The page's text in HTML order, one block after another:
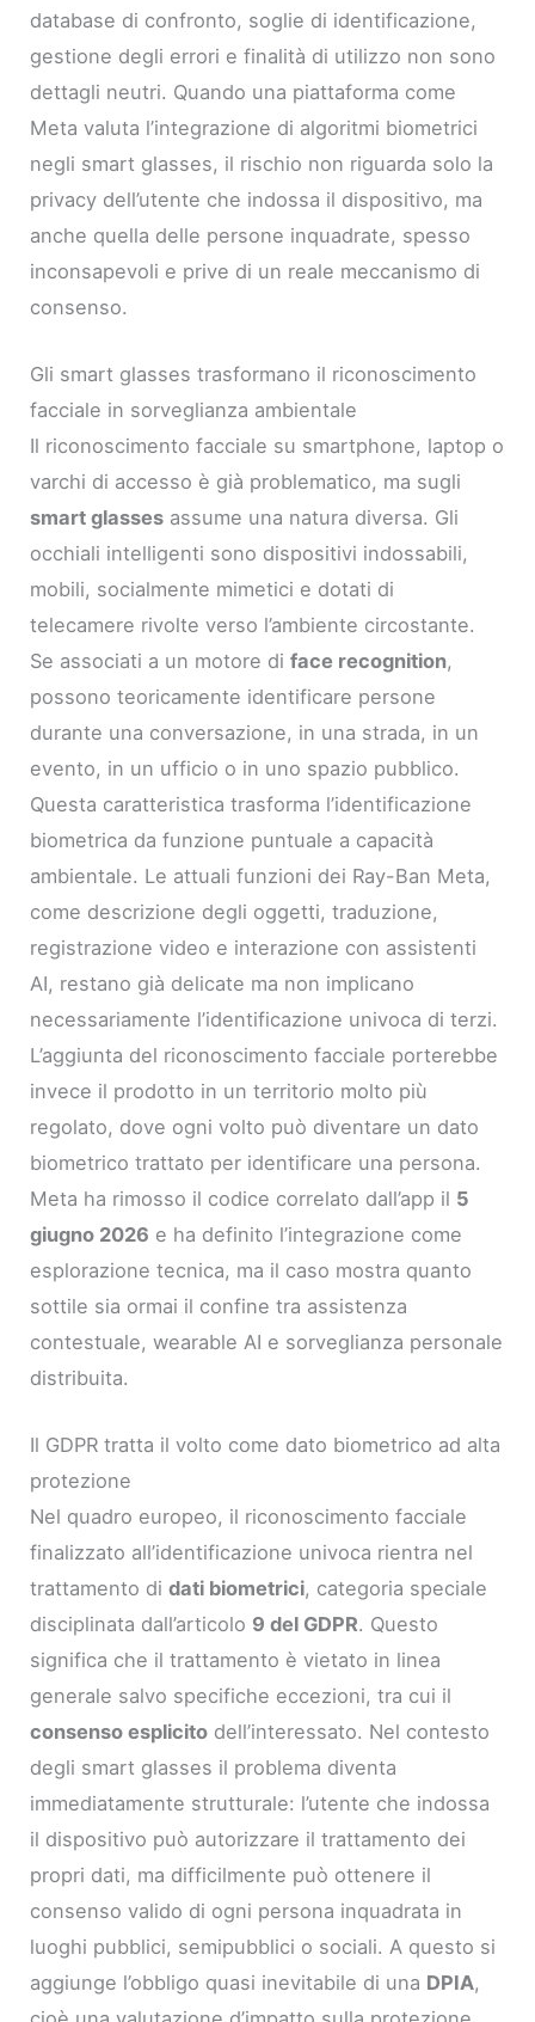
database di confronto, soglie di identificazione,
gestione degli errori e finalità di utilizzo non sono
dettagli neutri. Quando una piattaforma come
Meta valuta l’integrazione di algoritmi biometrici
negli smart glasses, il rischio non riguarda solo la
privacy dell’utente che indossa il dispositivo, ma
anche quella delle persone inquadrate, spesso
inconsapevoli e prive di un reale meccanismo di
consenso.
Gli smart glasses trasformano il riconoscimento
facciale in sorveglianza ambientale
Il riconoscimento facciale su smartphone, laptop o
varchi di accesso è già problematico, ma sugli
smart glasses assume una natura diversa. Gli
occhiali intelligenti sono dispositivi indossabili,
mobili, socialmente mimetici e dotati di
telecamere rivolte verso l’ambiente circostante.
Se associati a un motore diface recognition,
possono teoricamente identificare persone
durante una conversazione, in una strada, in un
evento, in un ufficio o in uno spazio pubblico.
Questa caratteristica trasforma l’identificazione
biometrica da funzione puntuale a capacità
ambientale. Le attuali funzioni dei Ray-Ban Meta,
come descrizione degli oggetti, traduzione,
registrazione video e interazione con assistenti
AI, restano già delicate ma non implicano
necessariamente l’identificazione univoca di terzi.
L’aggiunta del riconoscimento facciale porterebbe
invece il prodotto in un territorio molto più
regolato, dove ogni volto può diventare un dato
biometrico trattato per identificare una persona.
Meta ha rimosso il codice correlato dall’app il 5
giugno 2026 e ha definito l’integrazione come
esplorazione tecnica, ma il caso mostra quanto
sottile sia ormai il confine tra assistenza
contestuale, wearable AI e sorveglianza personale
distribuita.
Il GDPR tratta il volto come dato biometrico ad alta
protezione
Nel quadro europeo, il riconoscimento facciale
finalizzato all’identificazione univoca rientra nel
trattamento didati biometrici, categoria speciale
disciplinata dall’articolo 9 del GDPR. Questo
significa che il trattamento è vietato in linea
generale salvo specifiche eccezioni, tra cui il
consenso esplicito dell’interessato. Nel contesto
degli smart glasses il problema diventa
immediatamente strutturale: l’utente che indossa
il dispositivo può autorizzare il trattamento dei
propri dati, ma difficilmente può ottenere il
consenso valido di ogni persona inquadrata in
luoghi pubblici, semipubblici o sociali. A questo si
aggiunge l’obbligo quasi inevitabile di una DPIA,